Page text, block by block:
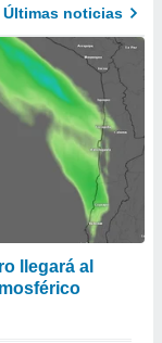
Últimas noticias
llegará al